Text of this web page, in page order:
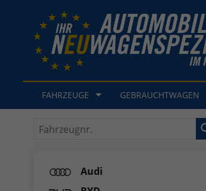
FAHRZEUGE GEBRAUCHTWAGEN
Fahrzeugnr.
Audi